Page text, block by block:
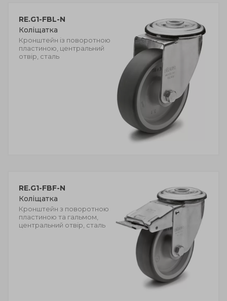
RE.G1-FBL-N
Коліщатка
Кронштейн із поворотною
пластиною, центральний
отвір, сталь
RE.G1-FBF-N
Коліщатка
Кронштейн з поворотною
пластиною та гальмом,
центральний отвір, сталь